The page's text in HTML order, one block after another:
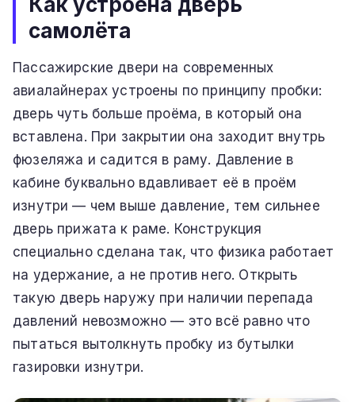
самолёта
Пассажирские двери на современных
авиалайнерах устроены по принципу пробки:
дверь чуть больше проёма, в который она
вставлена. При закрытии она заходит внутрь
фюзеляжа и садится в раму. Давление в
кабине буквально вдавливает её в проём
изнутри — чем выше давление, тем сильнее
дверь прижата к раме. Конструкция
специально сделана так, что физика работает
на удержание, а не против него. Открыть
такую дверь наружу при наличии перепада
давлений невозможно — это всё равно что
пытаться вытолкнуть пробку из бутылки
газировки изнутри.